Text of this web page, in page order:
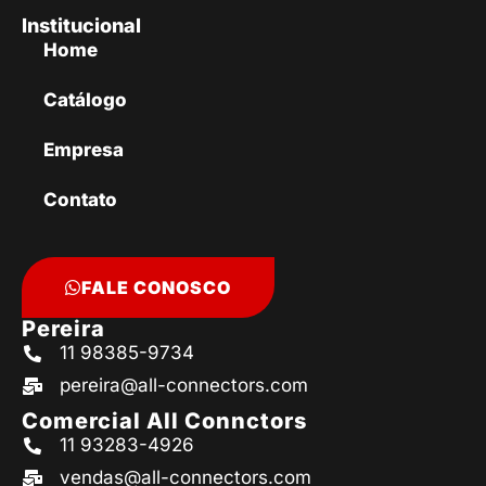
Institucional
Home
Catálogo
Empresa
Contato
FALE CONOSCO
Pereira
11 98385-9734
pereira@all-connectors.com
Comercial All Connctors
11 93283-4926
vendas@all-connectors.com